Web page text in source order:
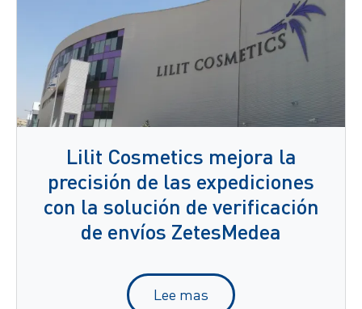
Lilit Cosmetics mejora la
precisión de las expediciones
con la solución de verificación
de envíos ZetesMedea
Lee mas